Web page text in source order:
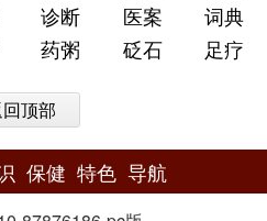
诊断 医案
词典
药粥 砭石 足疗
顶部
保健 特色 导航